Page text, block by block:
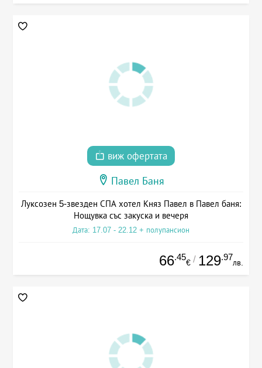
виж офертата
Павел Баня
Луксозен 5-звезден СПА хотел Княз Павел в Павел баня:
Нощувка със закуска и вечеря
Дата: 17.07 - 22.12 + полупансион
66.45
€ / 129.97
лв.